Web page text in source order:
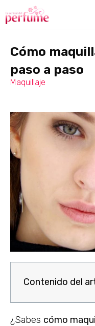
Cómo
paso a paso
Maquillaje
Contenido del
¿Sabes cómo